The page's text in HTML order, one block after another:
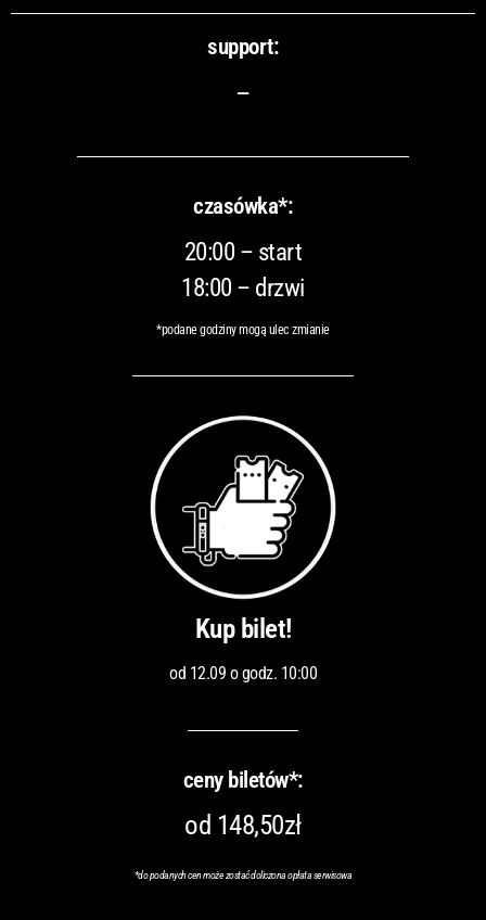
support:
–
czasówka*:
20:00 – start
18:00 – drzwi
*podane godziny mogą ulec zmianie
Kup bilet!
od 12.09 o godz. 10:00
ceny biletów*:
od 148,50zł
*do podanych cen może zostać doliczona opłata serwisowa